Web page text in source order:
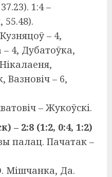
1:4 –
55.48).
– 4,
4, Дубатоўка,
Вазновіч – 6,
– Жукоўскі.
– 2:8 (1:2, 0:4, 1:2)
палац. Пачатак –
Мішчанка, Да.